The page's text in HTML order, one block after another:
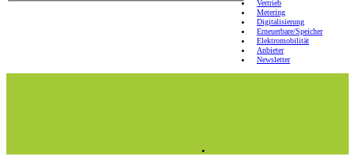
Vertrieb
Metering
Digitalisierung
Erneuerbare/Speicher
Elektromobilität
Anbieter
Newsletter